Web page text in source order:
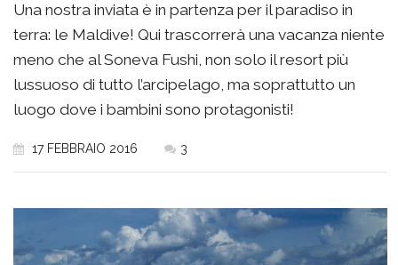
Una nostra inviata è in partenza per il paradiso in
terra: le Maldive! Qui trascorrerà una vacanza niente
meno che al Soneva Fushi, non solo il resort più
lussuoso di tutto l’arcipelago, ma soprattutto un
luogo dove i bambini sono protagonisti!
17 FEBBRAIO 2016 3